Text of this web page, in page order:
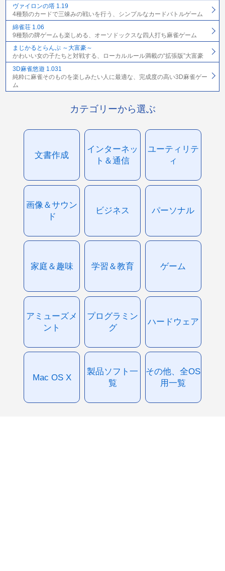
ヴァイロンの塔 1.19
4種類のカードで三竦みの戦いを行う、シンプルなカードバトルゲーム
綿雀荘 1.06
9種類の牌ゲームも楽しめる、オーソドックスな四人打ち麻雀ゲーム
まじかるとらんぷ ～大富豪～
かわいい女の子たちと対戦する、ローカルルール満載の“拡張版”大富豪
3D麻雀悠遊 1.031
純粋に麻雀そのものを楽しみたい人に最適な、完成度の高い3D麻雀ゲー
ム
カテゴリーから選ぶ
文書作成
インターネッ
ト＆通信
ユーティリテ
ィ
画像＆サウン
ド
ビジネス パーソナル
家庭＆趣味 学習＆教育 ゲーム
アミューズメ
ント
プログラミン
グ
ハードウェア
Mac OS X
製品ソフト一
覧
その他、全OS
用一覧